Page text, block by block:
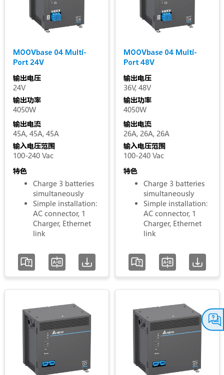
MOOVbase 04 Multi-
Port 24V
输出电压
24V
输出功率
4050W
输出电流
45A, 45A, 45A
输入电压范围
100-240 Vac
特色
Charge 3 batteries
simultaneously
Simple installation:
AC connector, 1
Charger, Ethernet
link
MOOVbase 04 Multi-
Port 48V
输出电压
36V, 48V
输出功率
4050W
输出电流
26A, 26A, 26A
输入电压范围
100-240 Vac
特色
Charge 3 batteries
simultaneously
Simple installation:
AC connector, 1
Charger, Ethernet
link